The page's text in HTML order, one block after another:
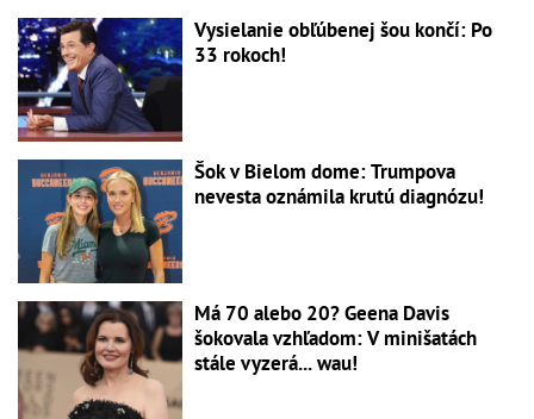
Vysielanie obľúbenej šou končí: Po
33 rokoch!
Šok v Bielom dome: Trumpova
nevesta oznámila krutú diagnózu!
Má 70 alebo 20? Geena Davis
šokovala vzhľadom: V minišatách
stále vyzerá... wau!